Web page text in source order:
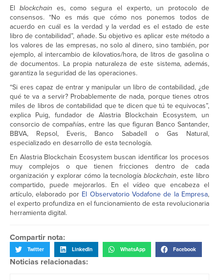
Elblockchain es, como segura el experto, un protocolo de
consensos. “No es más que cómo nos ponemos todos de
acuerdo en cuál es la verdad y la verdad es el estado de este
libro de contabilidad”, añade. Su objetivo es aplicar este método a
los valores de las empresas, no solo al dinero, sino también, por
ejemplo, al intercambio de kilovatios/hora, de litros de gasolina o
de documentos. La propia naturaleza de este sistema, además,
garantiza la seguridad de las operaciones.
“Si eres capaz de entrar y manipular un libro de contabilidad, ¿de
qué te va a servir? Probablemente de nada, porque tienes otros
miles de libros de contabilidad que te dicen que tú te equivocas”,
explica Puig, fundador de Alastria Blockchain Ecosystem, un
consorcio de compañías, entre las que figuran Banco Santander,
BBVA, Repsol, Everis, Banco Sabadell o Gas Natural,
especializado en desarrollo de esta tecnología.
En Alastria Blockchain Ecosystem buscan identificar los procesos
muy complejos o que tienen fricciones dentro de cada
organización y explorar cómo la tecnologíablockchain, este libro
compartido, puede mejorarlos. En el vídeo que encabeza el
artículo, elaborado por El Observatorio Vodafone de la Empresa,
el experto profundiza en el funcionamiento de esta revolucionaria
herramienta digital.
Compartir nota:
Twitter LinkedIn WhatsApp Facebook
Noticias relacionadas: